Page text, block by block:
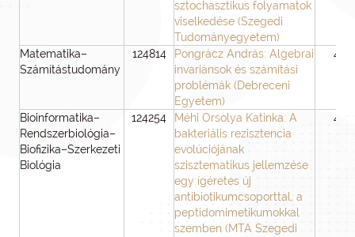
sztochasztikus folyamatok
viselkedése (Szegedi
Tudományegyetem)
Matematika–
Számítástudomány
124814
Pongrácz András: Algebrai
invariánsok és számítási
problémák (Debreceni
Egyetem)
48
Bioinformatika–
Rendszerbiológia–
Biofizika–Szerkezeti
Biológia
124254
Méhi Orsolya Katinka: A
bakteriális rezisztencia
evolúciójának
szisztematikus jellemzése
egy ígéretes új
antibiotikumcsoporttal, a
peptidomimetikumokkal
szemben (MTA Szegedi
48